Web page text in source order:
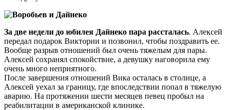
За две недели до юбилея Дайнеко пара рассталась. Алексей
передал подарок Виктории и позвонил, чтобы поздравить ее.
Вообще разрыв отношений был очень тяжелым для пары.
Алексей сохранял спокойствие, а девушку наговорила ему
очень много неприятного.
После завершения отношений Вика осталась в столице, а
Алексей уехал за границу, где впоследствии попал в тяжелую
аварию. На протяжении шести месяцев певец пробыл на
реабилитации в американской клинике.